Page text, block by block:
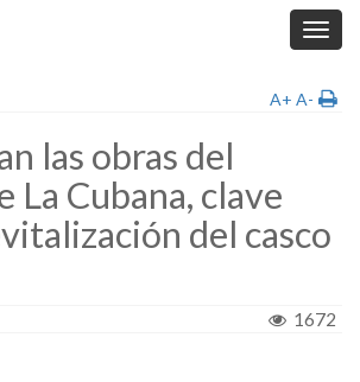
A+ A-
las obras del
La Cubana, clave
del casco
1672